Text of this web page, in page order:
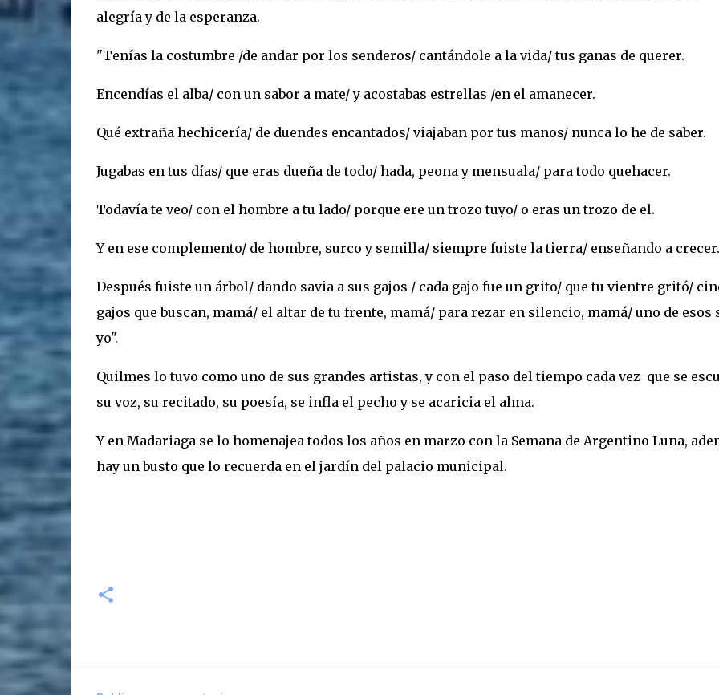
alegría y de la esperanza.
"Tenías la costumbre /de andar por los senderos/ cantándole a la vida/ tus ganas de querer.
Encendías el alba/ con un sabor a mate/ y acostabas estrellas /en el amanecer.
Qué extraña hechicería/ de duendes encantados/ viajaban por tus manos/ nunca lo he de saber.
Jugabas en tus días/ que eras dueña de todo/ hada, peona y mensuala/ para todo quehacer.
Todavía te veo/ con el hombre a tu lado/ porque ere un trozo tuyo/ o eras un trozo de el.
Y en ese complemento/ de hombre, surco y semilla/ siempre fuiste la tierra/ enseñando a crecer.
Después fuiste un árbol/ dando savia a sus gajos / cada gajo fue un grito/ que tu vientre gritó/
gajos que buscan, mamá/ el altar de tu frente, mamá/ para rezar en silencio, mamá/ uno de esos
yo".
Quilmes lo tuvo como uno de sus grandes artistas, y con el paso del tiempo cada vez que se
su voz, su recitado, su poesía, se infla el pecho y se acaricia el alma.
Y en Madariaga se lo homenajea todos los años en marzo con la Semana de Argentino Luna,
hay un busto que lo recuerda en el jardín del palacio municipal.